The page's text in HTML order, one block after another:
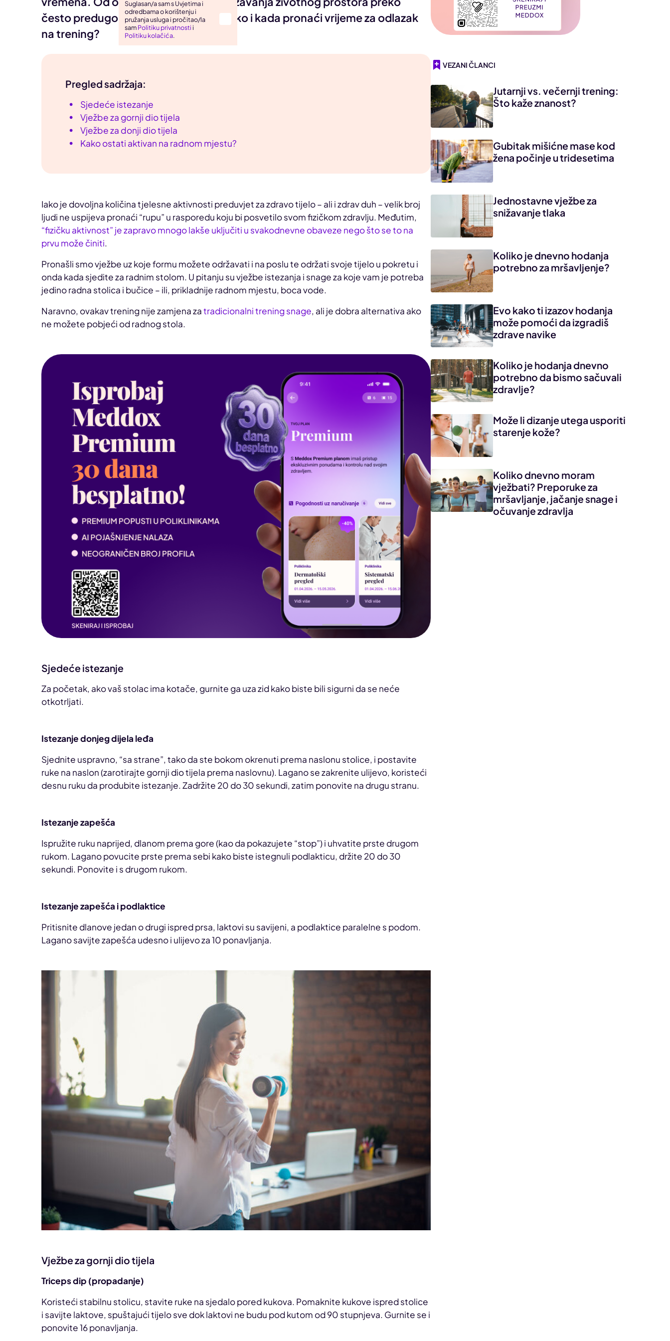
Uho, grlo, nos
Zarazne bolesti
Suglasan/a sam s Uvjetima i
odredbama o korištenju i
pružanja usluga i pročitao/la
samPolitiku privatnosti i
Politiku kolačića.
često predugog radnog vremena - kako i kada pronaći vrijeme za odlazak
na trening?
Pregled sadržaja:
Sjedeće istezanje
Vježbe za gornji dio tijela
Vježbe za donji dio tijela
Kako ostati aktivan na radnom mjestu?
Iako je dovoljna količina tjelesne aktivnosti preduvjet za zdravo tijelo – ali i zdrav duh – velik broj
ljudi ne uspijeva pronaći “rupu” u rasporedu koju bi posvetilo svom fizičkom zdravlju. Međutim,
“fizičku aktivnost” je zapravo mnogo lakše uključiti u svakodnevne obaveze nego što se to na
prvu može činiti.
Pronašli smo vježbe uz koje formu možete održavati i na poslu te održati svoje tijelo u pokretu i
onda kada sjedite za radnim stolom. U pitanju su vježbe istezanja i snage za koje vam je potreba
jedino radna stolica i bučice – ili, prikladnije radnom mjestu, boca vode.
Naravno, ovakav trening nije zamjena zatradicionalni trening snage, ali je dobra alternativa ako
ne možete pobjeći od radnog stola.
Sjedeće istezanje
Za početak, ako vaš stolac ima kotače, gurnite ga uza zid kako biste bili sigurni da se neće
otkotrljati.
Istezanje donjeg dijela leđa
Sjednite uspravno, “sa strane”, tako da ste bokom okrenuti prema naslonu stolice, i postavite
ruke na naslon (zarotirajte gornji dio tijela prema naslovnu). Lagano se zakrenite ulijevo, koristeći
desnu ruku da produbite istezanje. Zadržite 20 do 30 sekundi, zatim ponovite na drugu stranu.
Istezanje zapešća
Ispružite ruku naprijed, dlanom prema gore (kao da pokazujete “stop”) i uhvatite prste drugom
rukom. Lagano povucite prste prema sebi kako biste istegnuli podlakticu, držite 20 do 30
sekundi. Ponovite i s drugom rukom.
Istezanje zapešća i podlaktice
Pritisnite dlanove jedan o drugi ispred prsa, laktovi su savijeni, a podlaktice paralelne s podom.
Lagano savijte zapešća udesno i ulijevo za 10 ponavljanja.
Vježbe za gornji dio tijela
Triceps dip (propadanje)
Koristeći stabilnu stolicu, stavite ruke na sjedalo pored kukova. Pomaknite kukove ispred stolice
i savijte laktove, spuštajući tijelo sve dok laktovi ne budu pod kutom od 90 stupnjeva. Gurnite se i
ponovite 16 ponavljanja.
VEZANI ČLANCI
Jutarnji vs. večernji trening:
Što kaže znanost?
Gubitak mišićne mase kod
žena počinje u tridesetima
Jednostavne vježbe za
snižavanje tlaka
Koliko je dnevno hodanja
potrebno za mršavljenje?
Evo kako ti izazov hodanja
može pomoći da izgradiš
zdrave navike
Koliko je hodanja dnevno
potrebno da bismo sačuvali
zdravlje?
Može li dizanje utega usporiti
starenje kože?
Koliko dnevno moram
vježbati? Preporuke za
mršavljanje, jačanje snage i
očuvanje zdravlja